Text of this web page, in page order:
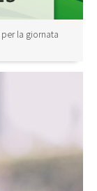
la giornata